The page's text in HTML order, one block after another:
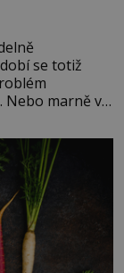
se totiž
Nebo marně v
paměť